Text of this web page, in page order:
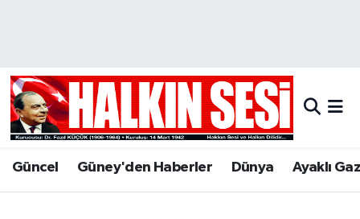
Güncel Güney'den Haberler Dünya Ayaklı
Hava Durumu
Trafik Durumu